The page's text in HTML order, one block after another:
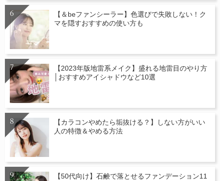
【＆beファンシーラー】色選びで失敗しない！ク
マを隠すおすすめの使い方も
【2023年版地雷系メイク】盛れる地雷目のやり方
│おすすめアイシャドウなど10選
【カラコンやめたら垢抜ける？】しない方がいい
人の特徴＆やめる方法
【50代向け】石鹸で落とせるファンデーション11